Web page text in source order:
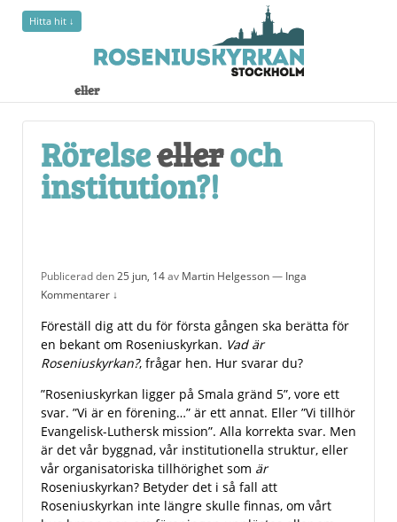
Hitta hit ↓
elleroch institution?!
Rörelseelleroch
institution?!
Publicerad den25 jun, 14av Martin Helgesson— Inga
Kommentarer ↓
Föreställ dig att du för första gången ska berätta för
en bekant om Roseniuskyrkan. Vad är
Roseniuskyrkan?, frågar hen. Hur svarar du?
”Roseniuskyrkan ligger på Smala gränd 5”, vore ett
svar. ”Vi är en förening…” är ett annat. Eller ”Vi tillhör
Evangelisk-Luthersk mission”. Alla korrekta svar. Men
är det vår byggnad, vår institutionella struktur, eller
vår organisatoriska tillhörighet som är
Roseniuskyrkan? Betyder det i så fall att
Roseniuskyrkan inte längre skulle finnas, om vårt